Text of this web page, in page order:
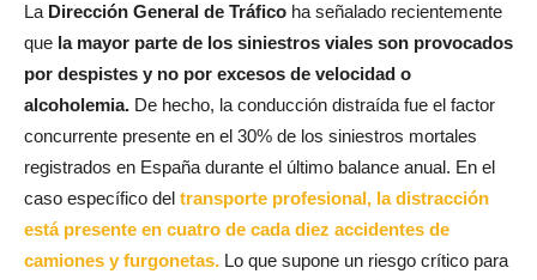
La Dirección General de Tráfico ha señalado recientemente
que la mayor parte de los siniestros viales son provocados
por despistes y no por excesos de velocidad o
alcoholemia. De hecho, la conducción distraída fue el factor
concurrente presente en el 30% de los siniestros mortales
registrados en España durante el último balance anual. En el
caso específico del transporte profesional, la distracción
está presente en cuatro de cada diez accidentes de
camiones y furgonetas. Lo que supone un riesgo crítico para